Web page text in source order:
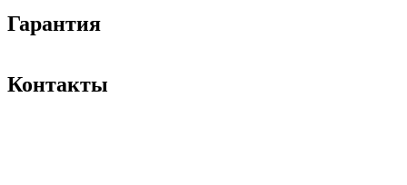
Гарантия
Контакты